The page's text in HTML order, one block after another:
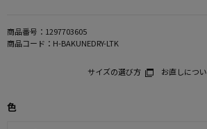
商品番号： 1297703605
商品コード： H-BAKUNEDRY-LTK
サイズの選び方 お直しにつ
色